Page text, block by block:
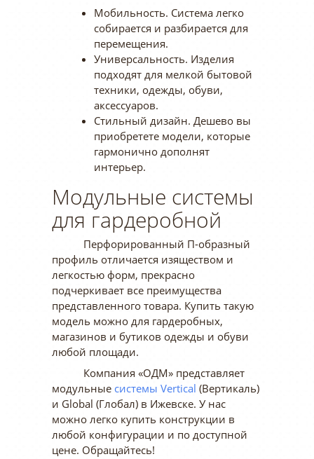
Мобильность. Система легко
собирается и разбирается для
перемещения.
Универсальность. Изделия
подходят для мелкой бытовой
техники, одежды, обуви,
аксессуаров.
Стильный дизайн. Дешево вы
приобретете модели, которые
гармонично дополнят
интерьер.
Модульные системы
для гардеробной
Перфорированный П-образный
профиль отличается изяществом и
легкостью форм, прекрасно
подчеркивает все преимущества
представленного товара. Купить такую
модель можно для гардеробных,
магазинов и бутиков одежды и обуви
любой площади.
Компания «ОДМ» представляет
модульные системы Vertical (Вертикаль)
и Global (Глобал) в Ижевске. У нас
можно легко купить конструкции в
любой конфигурации и по доступной
цене. Обращайтесь!